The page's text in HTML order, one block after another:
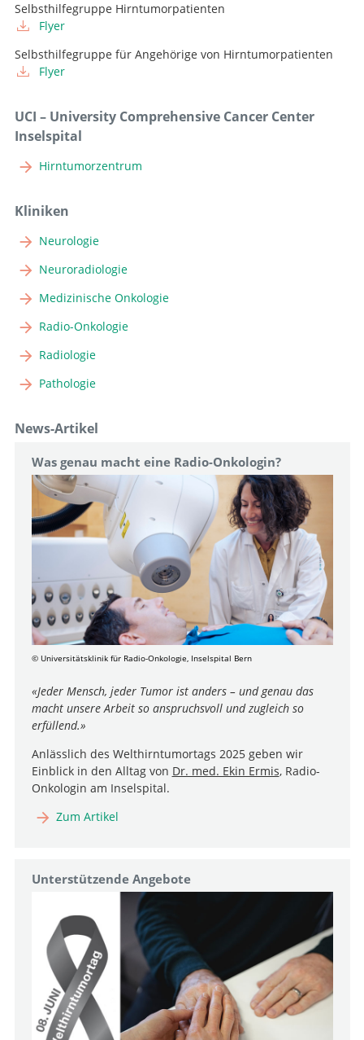
Selbsthilfegruppe Hirntumorpatienten
Flyer
Selbsthilfegruppe für Angehörige von Hirntumorpatienten
Flyer
UCI – University Comprehensive Cancer Center
Inselspital
Hirntumorzentrum
Kliniken
Neurologie
Neuroradiologie
Medizinische Onkologie
Radio-Onkologie
Radiologie
Pathologie
News-Artikel
Was genau macht eine Radio-Onkologin?
© Universitätsklinik für Radio-Onkologie, Inselspital Bern
«Jeder Mensch, jeder Tumor ist anders – und genau das
macht unsere Arbeit so anspruchsvoll und zugleich so
erfüllend.»
Anlässlich des Welthirntumortags 2025 geben wir
Einblick in den Alltag von Dr. med. Ekin Ermis, Radio-
Onkologin am Inselspital.
Zum Artikel
Unterstützende Angebote